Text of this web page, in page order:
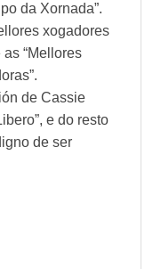
da Xornada”.
xogadores
“Mellores
de Cassie
e do resto
de ser